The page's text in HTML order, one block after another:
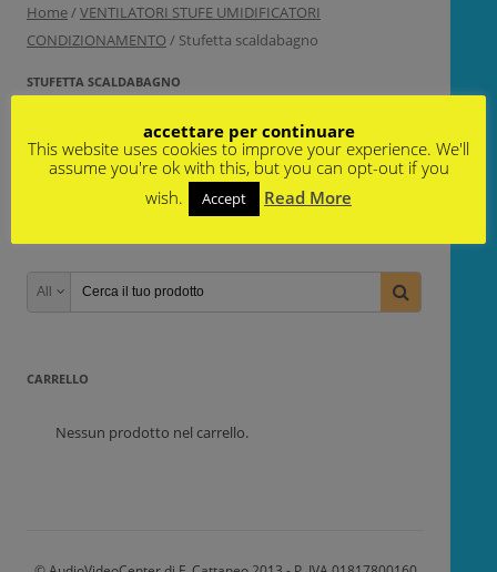
Home/VENTILATORI STUFE UMIDIFICATORI
CONDIZIONAMENTO / Stufetta scaldabagno
STUFETTA SCALDABAGNO
Non è stato trovato nessun prodotto che
corrisponde alla tua selezione.
All
CARRELLO
Nessun prodotto nel carrello.
accettare per continuare
This website uses cookies to improve your experience. We'll
assume you're ok with this, but you can opt-out if you
wish.
Accept Read More